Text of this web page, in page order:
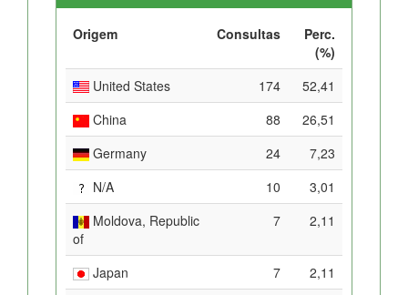
Origem Consultas
Perc.
(%)
United States
174
52,41
China
88
26,51
Germany
24
7,23
N/A
10
3,01
Moldova, Republic
of
7 2,11
Japan 7
2,11